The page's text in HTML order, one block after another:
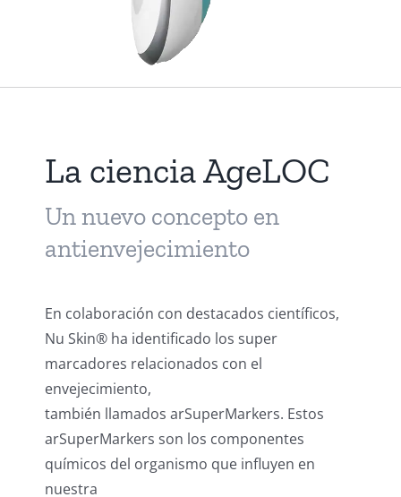
La ciencia AgeLOC
Un nuevo concepto en
antienvejecimiento
En colaboración con destacados científicos,
Nu Skin® ha identificado los super
marcadores relacionados con el
envejecimiento,
también llamados arSuperMarkers. Estos
arSuperMarkers son los componentes
químicos del organismo que influyen en
nuestra